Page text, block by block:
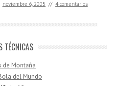
noviembre 6, 2005 // 4 comentarios
TÉCNICAS
de Montaña
del Mundo